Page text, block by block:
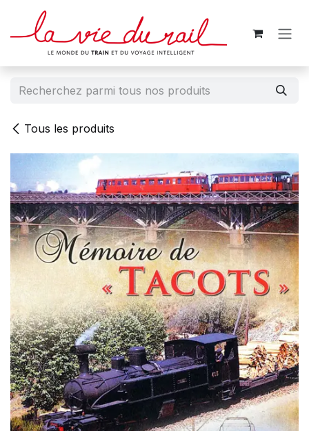
Se rendre au contenu
Tous les produits